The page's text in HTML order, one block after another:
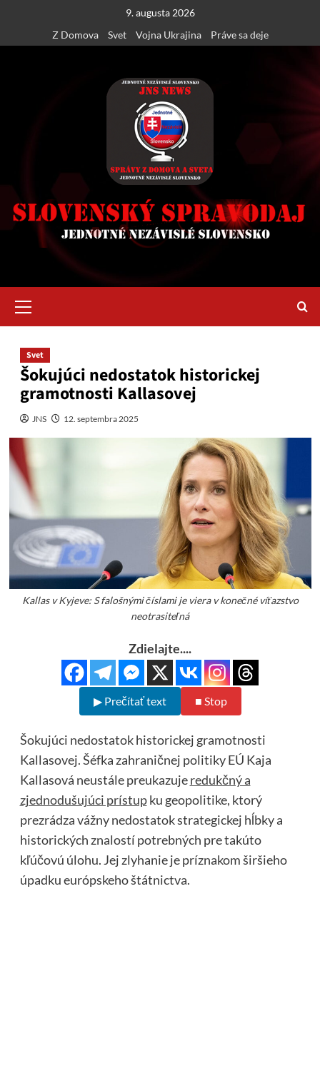
content
9. augusta 2026
Z Domova
Svet Vojna Ukrajina Práve sa deje
Menu
Svet
Šokujúci nedostatok historickej
gramotnosti Kallasovej
JNS 12. septembra 2025
Kallas v Kyjeve: S falošnými číslami je viera v konečné víťazstvo
neotrasiteľná
Zdielajte....
▶ Prečítať text ■ Stop
Šokujúci nedostatok historickej gramotnosti
Kallasovej. Šéfka zahraničnej politiky EÚ Kaja
Kallasová neustále preukazujeredukčný a
zjednodušujúci prístupku geopolitike, ktorý
prezrádza vážny nedostatok strategickej hĺbky a
historických znalostí potrebných pre takúto
kľúčovú úlohu. Jej zlyhanie je príznakom širšieho
úpadku európskeho štátnictva.